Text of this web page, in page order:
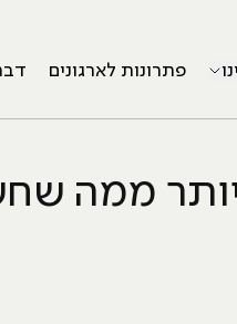
פתרונות לארגונים
יותר ממה